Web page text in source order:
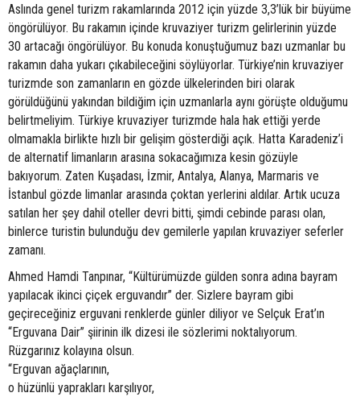
Aslında genel turizm rakamlarında 2012 için yüzde 3,3’lük bir büyüme
öngörülüyor. Bu rakamın içinde kruvaziyer turizm gelirlerinin yüzde
30 artacağı öngörülüyor. Bu konuda konuştuğumuz bazı uzmanlar bu
rakamın daha yukarı çıkabileceğini söylüyorlar. Türkiye’nin kruvaziyer
turizmde son zamanların en gözde ülkelerinden biri olarak
görüldüğünü yakından bildiğim için uzmanlarla aynı görüşte olduğumu
belirtmeliyim. Türkiye kruvaziyer turizmde hala hak ettiği yerde
olmamakla birlikte hızlı bir gelişim gösterdiği açık. Hatta Karadeniz’i
de alternatif limanların arasına sokacağımıza kesin gözüyle
bakıyorum. Zaten Kuşadası, İzmir, Antalya, Alanya, Marmaris ve
İstanbul gözde limanlar arasında çoktan yerlerini aldılar. Artık ucuza
satılan her şey dahil oteller devri bitti, şimdi cebinde parası olan,
binlerce turistin bulunduğu dev gemilerle yapılan kruvaziyer seferler
zamanı.
Ahmed Hamdi Tanpınar, “Kültürümüzde gülden sonra adına bayram
yapılacak ikinci çiçek erguvandır” der. Sizlere bayram gibi
geçireceğiniz erguvani renklerde günler diliyor ve Selçuk Erat’ın
“Erguvana Dair” şiirinin ilk dizesi ile sözlerimi noktalıyorum.
Rüzgarınız kolayına olsun.
“Erguvan ağaçlarının,
o hüzünlü yaprakları karşılıyor,